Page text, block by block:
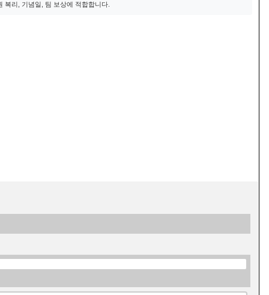
복리, 기념일, 팀 보상에 적합합니다.